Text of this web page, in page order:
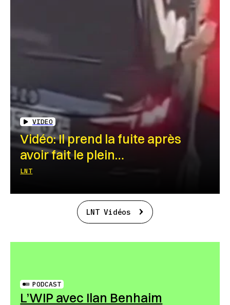
VIDEO
Vidéo: Il prend la fuite après
avoir fait le plein…
LNT
LNT Vidéos
PODCAST
L’WIP avec Ilan Benhaim